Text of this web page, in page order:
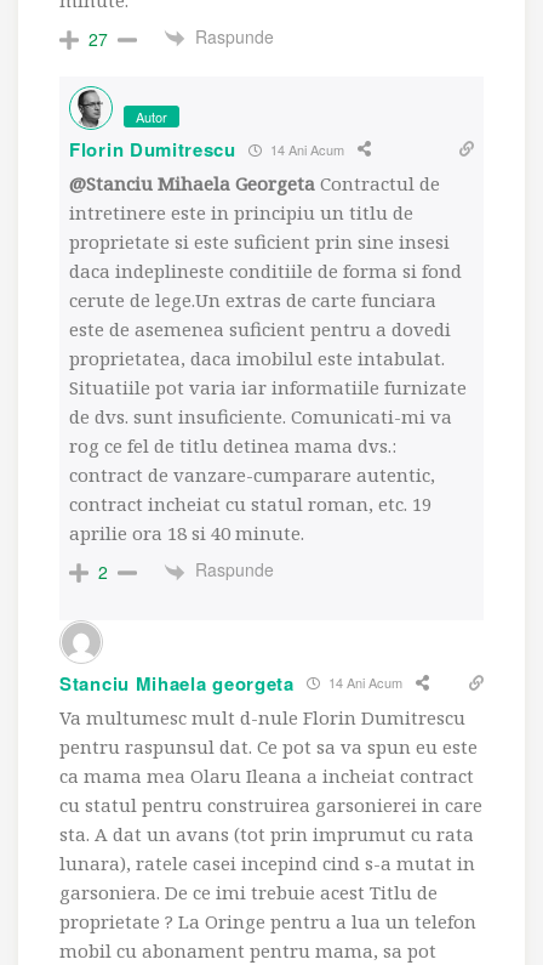
27
Raspunde
Autor
Florin Dumitrescu 14 Ani Acum
@Stanciu Mihaela Georgeta Contractul de
intretinere este in principiu un titlu de
proprietate si este suficient prin sine insesi
daca indeplineste conditiile de forma si fond
cerute de lege.Un extras de carte funciara
este de asemenea suficient pentru a dovedi
proprietatea, daca imobilul este intabulat.
Situatiile pot varia iar informatiile furnizate
de dvs. sunt insuficiente. Comunicati-mi va
rog ce fel de titlu detinea mama dvs.:
contract de vanzare-cumparare autentic,
contract incheiat cu statul roman, etc. 19
aprilie ora 18 si 40 minute.
2
Raspunde
Stanciu Mihaela georgeta 14 Ani Acum
Va multumesc mult d-nule Florin Dumitrescu
pentru raspunsul dat. Ce pot sa va spun eu este
ca mama mea Olaru Ileana a incheiat contract
cu statul pentru construirea garsonierei in care
sta. A dat un avans (tot prin imprumut cu rata
lunara), ratele casei incepind cind s-a mutat in
garsoniera. De ce imi trebuie acest Titlu de
proprietate ? La Oringe pentru a lua un telefon
mobil cu abonament pentru mama, sa pot